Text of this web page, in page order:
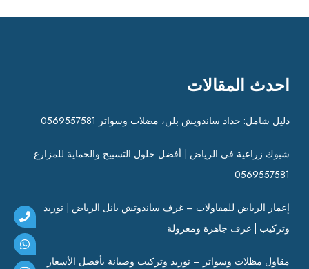
احدث المقالات
دليل شامل: حداد ساندويش بلن، مضلات وسواتر 0569557581
شبوك زراعية في الرياض | أفضل حلول التسييج والحماية للمزارع
0569557581
إعمار الرياض للمقاولات – غرف ساندوتش بانل الرياض | توريد
وتركيب | غرف جاهزة ومعزولة
مقاول مظلات وسواتر – توريد وتركيب وصيانة بأفضل الأسعار